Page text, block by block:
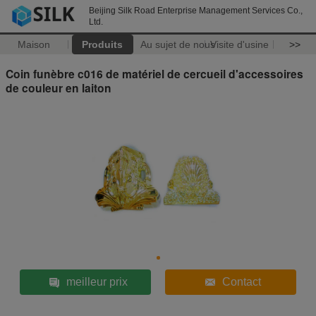
Beijing Silk Road Enterprise Management Services Co.,
Ltd.
Maison Produits Au sujet de nousVisite d'usine >>
Coin funèbre c016 de matériel de cercueil d'accessoires
de couleur en laiton
meilleur prix Contact